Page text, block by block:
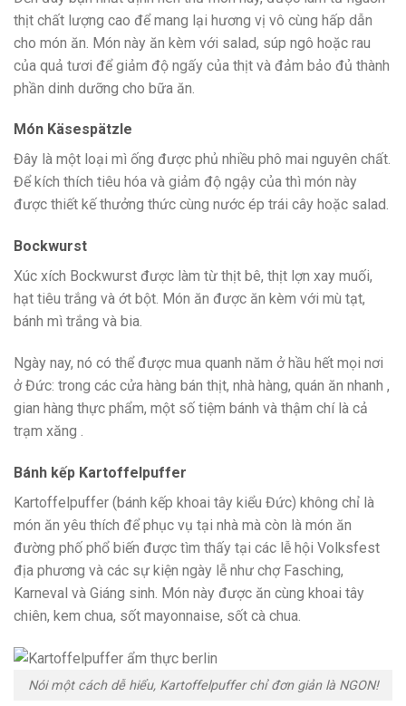
thịt chất lượng cao để mang lại hương vị vô cùng hấp dẫn
cho món ăn. Món này ăn kèm với salad, súp ngô hoặc rau
của quả tươi để giảm độ ngấy của thịt và đảm bảo đủ thành
phần dinh dưỡng cho bữa ăn.
Món Käsespätzle
Đây là một loại mì ống được phủ nhiều phô mai nguyên chất.
Để kích thích tiêu hóa và giảm độ ngậy của thì món này
được thiết kế thưởng thức cùng nước ép trái cây hoặc salad.
Bockwurst
Xúc xích Bockwurst được làm từ thịt bê, thịt lợn xay muối,
hạt tiêu trắng và ớt bột. Món ăn được ăn kèm với mù tạt,
bánh mì trắng và bia.
Ngày nay, nó có thể được mua quanh năm ở hầu hết mọi nơi
ở Đức: trong các cửa hàng bán thịt, nhà hàng, quán ăn nhanh ,
gian hàng thực phẩm, một số tiệm bánh và thậm chí là cả
trạm xăng .
Bánh kếp Kartoffelpuffer
Kartoffelpuffer (bánh kếp khoai tây kiểu Đức) không chỉ là
món ăn yêu thích để phục vụ tại nhà mà còn là món ăn
đường phố phổ biến được tìm thấy tại các lễ hội Volksfest
địa phương và các sự kiện ngày lễ như chợ Fasching,
Karneval và Giáng sinh. Món này được ăn cùng khoai tây
chiên, kem chua, sốt mayonnaise, sốt cà chua.
Nói một cách dễ hiểu, Kartoffelpuffer chỉ đơn giản là NGON!